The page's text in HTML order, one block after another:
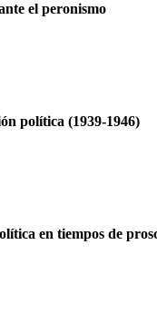
el peronismo
política (1939-1946)
en tiempos de